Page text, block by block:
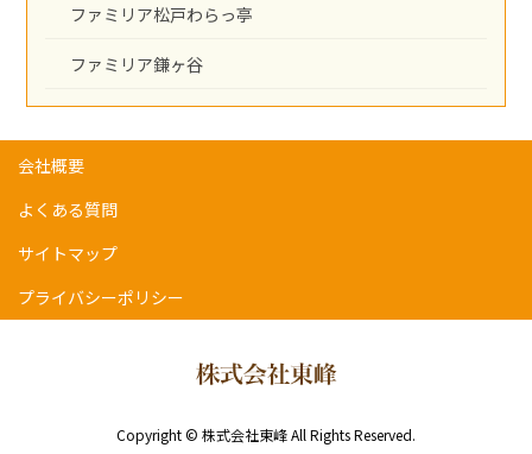
ファミリア松戸わらっ亭
ファミリア鎌ヶ谷
会社概要
よくある質問
サイトマップ
プライバシーポリシー
Copyright © 株式会社東峰 All Rights Reserved.